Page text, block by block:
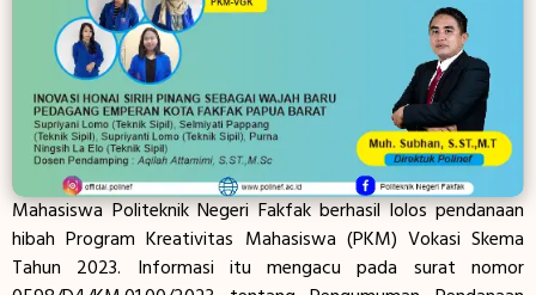
Mahasiswa Politeknik Negeri Fakfak berhasil lolos pendanaan
hibah Program Kreativitas Mahasiswa (PKM) Vokasi Skema
Tahun 2023. Informasi itu mengacu pada surat nomor